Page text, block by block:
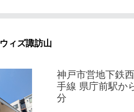
ウィズ諏訪山
神戸市営地下鉄
手線 県庁前駅か
分